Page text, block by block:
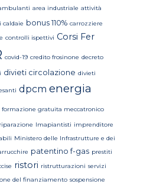
area industriale attività
caldaie bonus 110% carrozziere
controlli ispettivi Corsi Fer
covid-19 credito frosinone decreto
divieti circolazione divieti
dpcm energia
formazione gratuita meccatronico
Imapiantisti imprenditore
Ministero delle Infrastrutture e dei
patentino f-gas prestiti
ristori ristrutturazioni servizi
del finanziamento sospensione